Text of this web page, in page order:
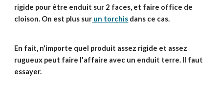
rigide pour être enduit sur 2 faces, et faire office de
cloison. On est plus sur un torchis dans ce cas.
En fait, n'importe quel produit assez rigide et assez
rugueux peut faire l'affaire avec un enduit terre. Il faut
essayer.